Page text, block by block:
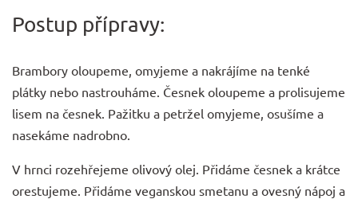
Postup přípravy:
Brambory oloupeme, omyjeme a nakrájíme na tenké
plátky nebo nastrouháme. Česnek oloupeme a prolisujeme
lisem na česnek. Pažitku a petržel omyjeme, osušíme a
nasekáme nadrobno.
V hrnci rozehřejeme olivový olej. Přidáme česnek a krátce
orestujeme. Přidáme veganskou smetanu a ovesný nápoj a